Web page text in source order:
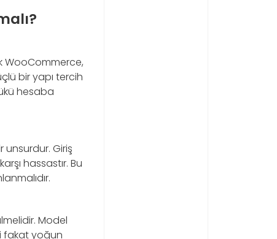
WooCommerce,
bir yapı tercih
hesaba
unsurdur. Giriş
hassastır. Bu
Model
fakat yoğun